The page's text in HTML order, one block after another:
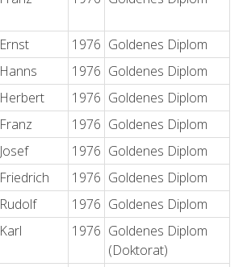
Ernst 1976 Goldenes Diplom
Hanns 1976 Goldenes Diplom
Herbert 1976 Goldenes Diplom
Franz 1976 Goldenes Diplom
Josef 1976 Goldenes Diplom
Friedrich 1976 Goldenes Diplom
Rudolf 1976 Goldenes Diplom
Karl 1976 Goldenes Diplom
(Doktorat)